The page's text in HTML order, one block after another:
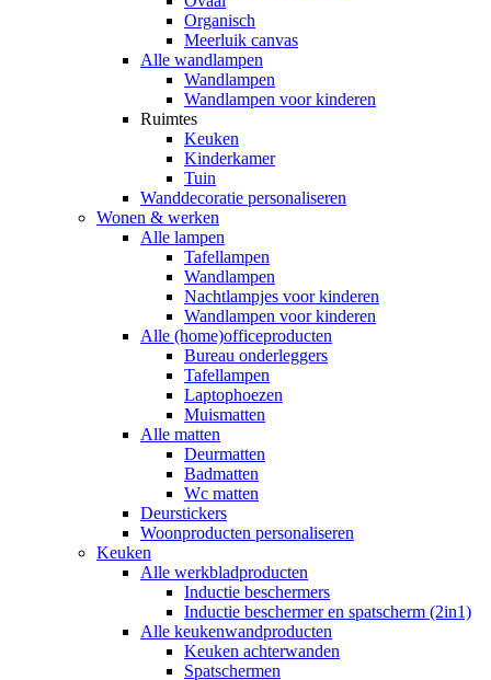
Organisch
Meerluik canvas
Alle wandlampen
Wandlampen
Wandlampen voor kinderen
Ruimtes
Keuken
Kinderkamer
Tuin
Wanddecoratie personaliseren
Wonen & werken
Alle lampen
Tafellampen
Wandlampen
Nachtlampjes voor kinderen
Wandlampen voor kinderen
Alle (home)officeproducten
Bureau onderleggers
Tafellampen
Laptophoezen
Muismatten
Alle matten
Deurmatten
Badmatten
Wc matten
Deurstickers
Woonproducten personaliseren
Keuken
Alle werkbladproducten
Inductie beschermers
Inductie beschermer en spatscherm (2in1)
Alle keukenwandproducten
Keuken achterwanden
Spatschermen